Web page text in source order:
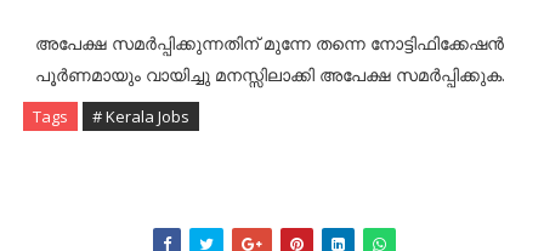
അപേക്ഷ സമർപ്പിക്കുന്നതിന് മുന്നേ തന്നെ നോട്ടിഫിക്കേഷൻ
പൂർണമായും വായിച്ചു മനസ്സിലാക്കി അപേക്ഷ സമർപ്പിക്കുക.
Tags # Kerala Jobs